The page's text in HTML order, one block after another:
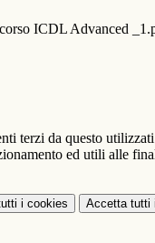
ICDL Advanced
terzi da questo
ed utili alle
i cookies Accetta tutti